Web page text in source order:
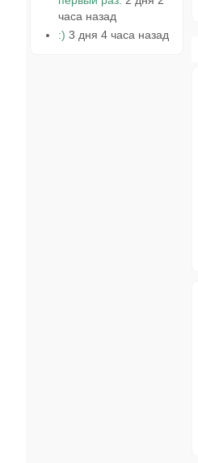
часа назад
:) 3 дня 4 часа назад